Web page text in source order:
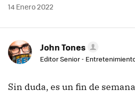
14 Enero 2022
John Tones
Editor Senior -
Sin duda, es un fin de